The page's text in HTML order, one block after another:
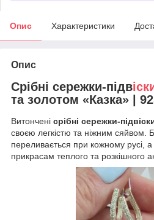
Опис Характеристики
Опис
Срібні сережки-підв
та золотом «Казка» |
Витончені срібні сережки-
своєю легкістю та ніжним сяйвом.
переливається при кожному русі,
прикрасам теплого та розкішного